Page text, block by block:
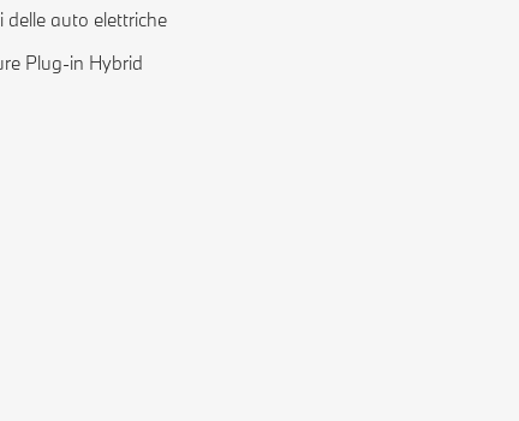
delle auto elettriche
Plug-in Hybrid